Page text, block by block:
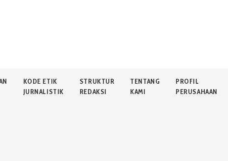
KODE ETIK
JURNALISTIK
STRUKTUR
REDAKSI
TENTANG
KAMI
PROFIL
PERUSAHAAN